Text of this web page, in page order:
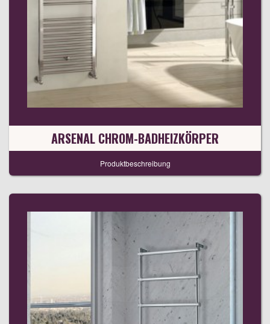
ARSENAL CHROM-BADHEIZKÖRPER
Produktbeschreibung